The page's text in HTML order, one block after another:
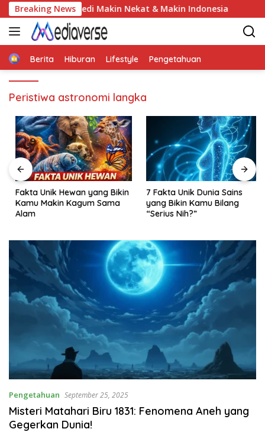
Skip
to
content
Breaking News
Makin Nekat & Makin Indonesia El Mencho: Sosok
HomeBerita Hiburan Lifestyle Pengetahuan
Peristiwa astronomi langka
Fakta Unik Hewan yang Bikin
Kamu Makin Kagum Sama
Alam
7 Fakta Unik Dunia Sains
yang Bikin Kamu Bilang
“Serius Nih?”
Pengetahuan September 25, 2025
Misteri Matahari Biru 1831: Fenomena Aneh yang
Gegerkan Dunia!